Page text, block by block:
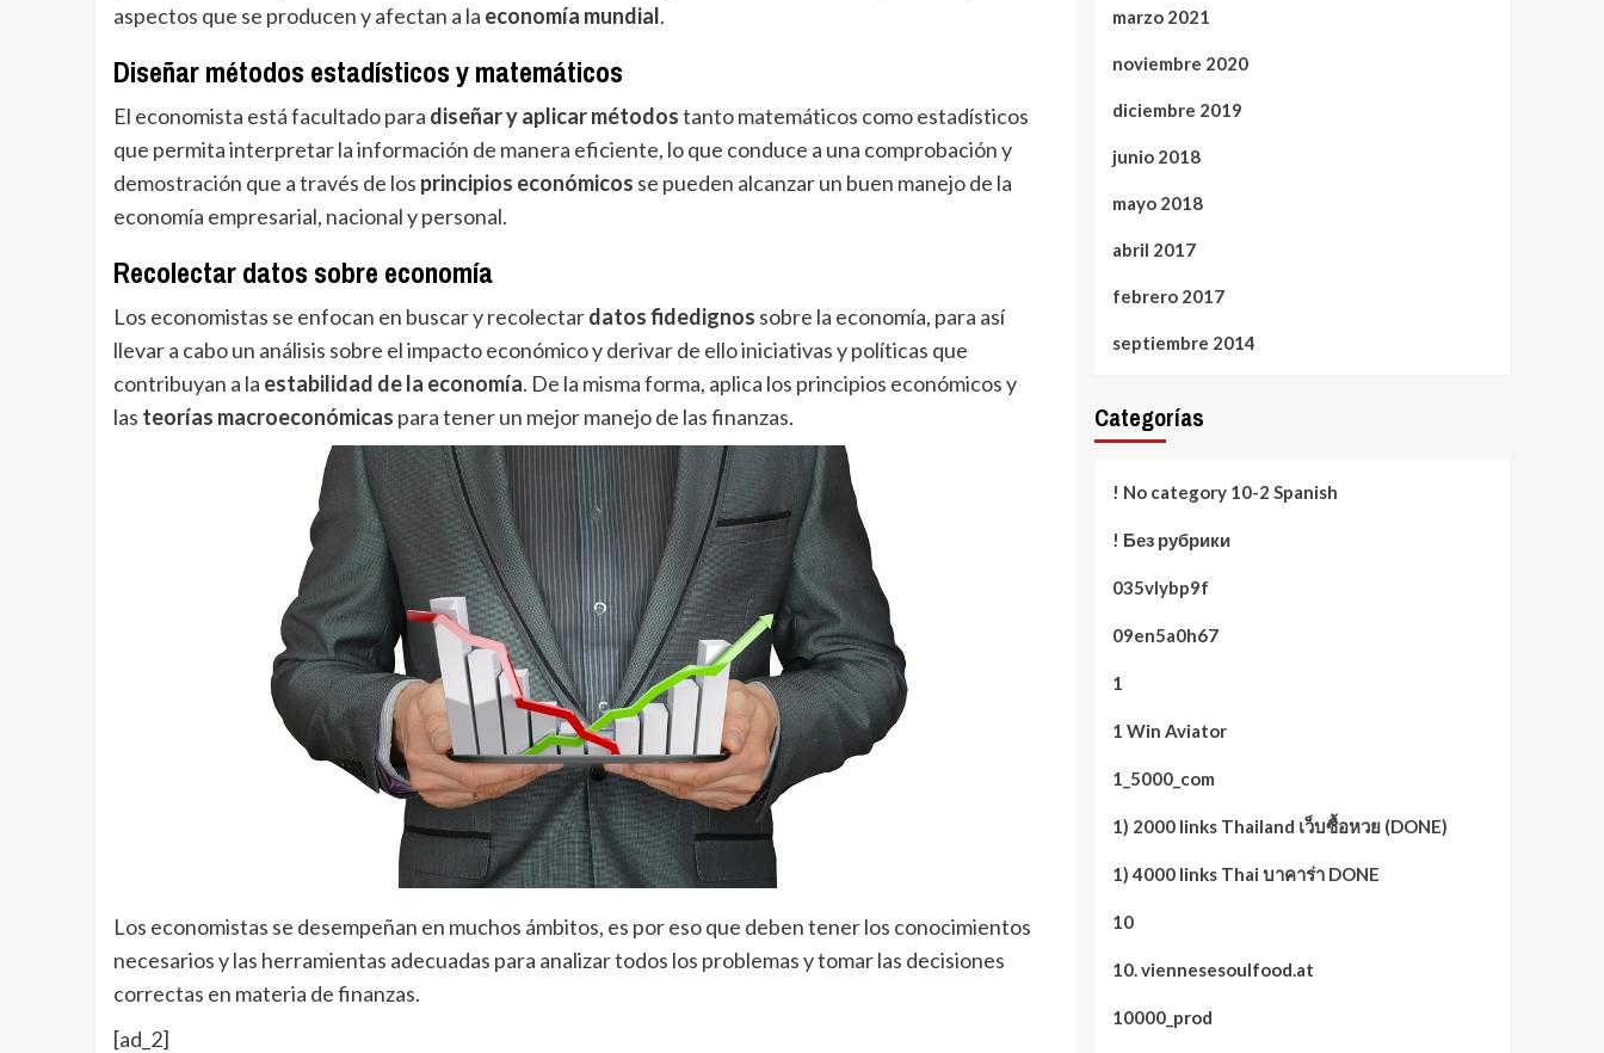
aspectos que se producen y afectan a la economía mundial.
Diseñar métodos estadísticos y matemáticos
El economista está facultado para diseñar y aplicar métodostanto matemáticos como estadísticos
que permita interpretar la información de manera eficiente, lo que conduce a una comprobación y
demostración que a través de los principios económicos se pueden alcanzar un buen manejo de la
economía empresarial, nacional y personal.
Recolectar datos sobre economía
Los economistas se enfocan en buscar y recolectardatos fidedignos sobre la economía, para así
llevar a cabo un análisis sobre el impacto económico y derivar de ello iniciativas y políticas que
contribuyan a la estabilidad de la economía. De la misma forma, aplica los principios económicos y
las teorías macroeconómicas para tener un mejor manejo de las finanzas.
Los economistas se desempeñan en muchos ámbitos, es por eso que deben tener los conocimientos
necesarios y las herramientas adecuadas para analizar todos los problemas y tomar las decisiones
correctas en materia de finanzas.
[ad_2]
marzo 2021
noviembre 2020
diciembre 2019
junio 2018
mayo 2018
abril 2017
febrero 2017
septiembre 2014
Categorías
! No category 10-2 Spanish
! Без рубрики
035vlybp9f
09en5a0h67
1
1 Win Aviator
1_5000_com
1) 2000 links Thailand เว็บซื้อหวย (DONE)
1) 4000 links Thai บาคาร่า DONE
10
10. viennesesoulfood.at
10000_prod